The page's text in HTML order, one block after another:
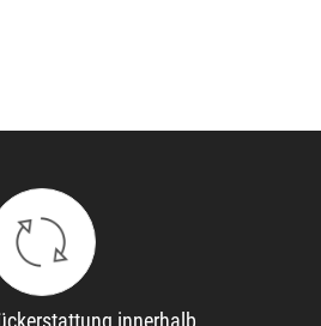
innerhalb